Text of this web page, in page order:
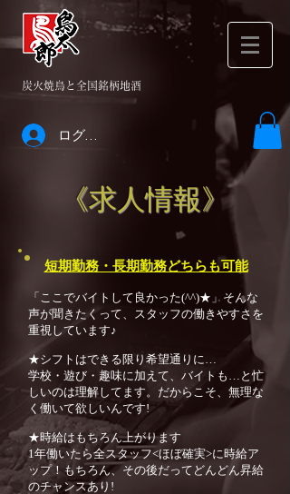
​炭火焼鳥と全国銘柄地酒
ログイン
《求人情報》
短期勤務・長期勤務どちらも可能
「ここでバイトして良かった(^^)★」そんな
声が聞きたくって、スタッフの働きやすさを
重視しています♪
★シフトはできる限り希望通りに…
学校・遊び・趣味に加えて、バイトも…と忙
しいのは理解してます。だからこそ、無理な
く働いて欲しいんです!
★時給はもちろん上がります
1年働いたら全スタッフ<ほぼ確実>に時給ア
ップ！もちろん、その後だってどんどん昇給
のチャンスあり!